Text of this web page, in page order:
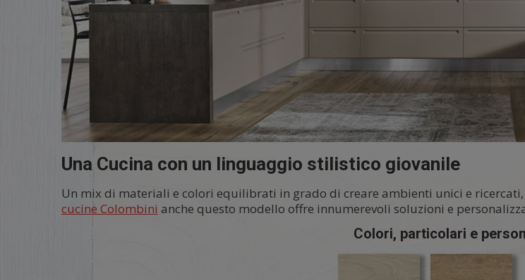
Una Cucina con un linguaggio stilistico giovanile
Un mix di materiali e colori equilibrati in grado di creare ambienti unici e
cucine Colombini anche questo modello offre innumerevoli soluzioni e
Colori, particolari e